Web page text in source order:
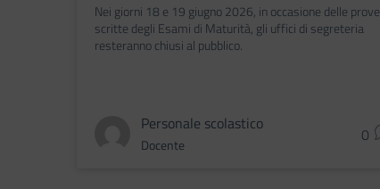
Nei giorni 18 e 19 giugno 2026, in occasione delle prove
scritte degli Esami di Maturità, gli uffici di segreteria
resteranno chiusi al pubblico.
Personale scolastico
Docente 0